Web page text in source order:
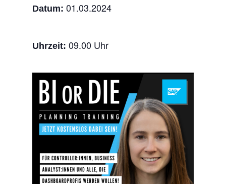
Datum: 01.03.2024
Uhrzeit: 09.00 Uhr